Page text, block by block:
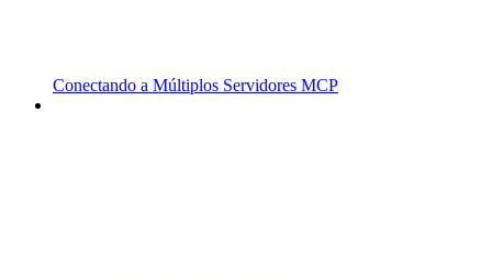
Conectando a Múltiplos Servidores MCP